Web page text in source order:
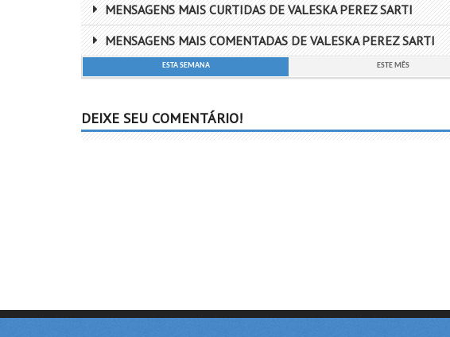
MENSAGENS MAIS CURTIDAS DE VALESKA PEREZ SARTI
MENSAGENS MAIS COMENTADAS DE VALESKA PEREZ SARTI
ESTA SEMANA ESTE MÊS
DEIXE SEU COMENTÁRIO!